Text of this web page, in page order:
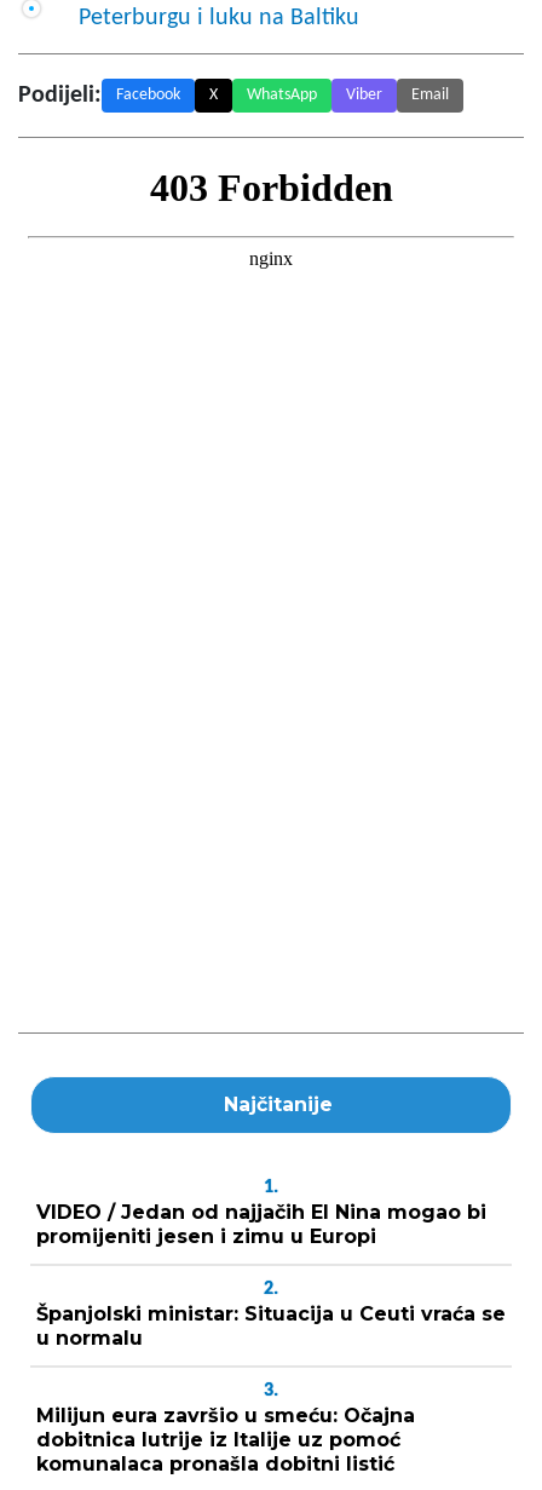
Peterburgu i luku na Baltiku
Podijeli: Facebook X WhatsApp Viber Email
Najčitanije
1.
VIDEO / Jedan od najjačih El Nina mogao bi
promijeniti jesen i zimu u Europi
2.
Španjolski ministar: Situacija u Ceuti vraća se
u normalu
3.
Milijun eura završio u smeću: Očajna
dobitnica lutrije iz Italije uz pomoć
komunalaca pronašla dobitni listić